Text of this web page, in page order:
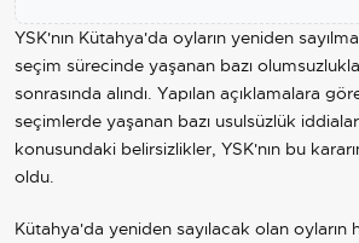
YSK'nın Kütahya'da oyların yeniden
seçim sürecinde yaşanan bazı
sonrasında alındı. Yapılan açıklamalara
seçimlerde yaşanan bazı usulsüzlük
konusundaki belirsizlikler, YSK'nın bu
oldu.
Kütahya'da yeniden sayılacak olan oyların